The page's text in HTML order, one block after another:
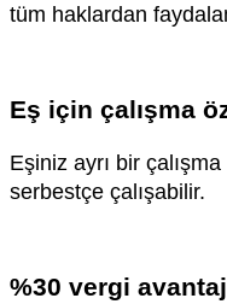
tüm haklardan
Eş için çalışma
Eşiniz ayrı bir
serbestçe çalışabilir.
%30 vergi